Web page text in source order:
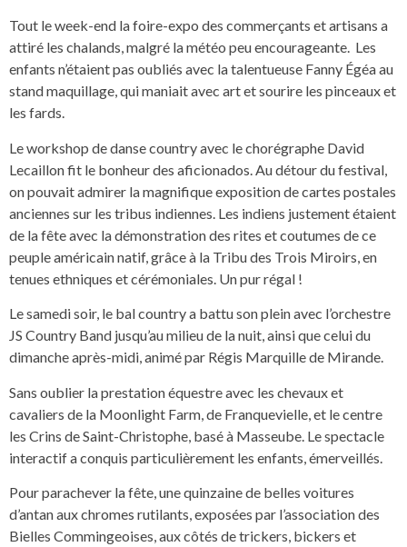
Tout le week-end la foire-expo des commerçants et artisans a
attiré les chalands, malgré la météo peu encourageante. Les
enfants n’étaient pas oubliés avec la talentueuse Fanny Égéa au
stand maquillage, qui maniait avec art et sourire les pinceaux et
les fards.
Le workshop de danse country avec le chorégraphe David
Lecaillon fit le bonheur des aficionados. Au détour du festival,
on pouvait admirer la magnifique exposition de cartes postales
anciennes sur les tribus indiennes. Les indiens justement étaient
de la fête avec la démonstration des rites et coutumes de ce
peuple américain natif, grâce à la Tribu des Trois Miroirs, en
tenues ethniques et cérémoniales. Un pur régal !
Le samedi soir, le bal country a battu son plein avec l’orchestre
JS Country Band jusqu’au milieu de la nuit, ainsi que celui du
dimanche après-midi, animé par Régis Marquille de Mirande.
Sans oublier la prestation équestre avec les chevaux et
cavaliers de la Moonlight Farm, de Franquevielle, et le centre
les Crins de Saint-Christophe, basé à Masseube. Le spectacle
interactif a conquis particulièrement les enfants, émerveillés.
Pour parachever la fête, une quinzaine de belles voitures
d’antan aux chromes rutilants, exposées par l’association des
Bielles Commingeoises, aux côtés de trickers, bickers et